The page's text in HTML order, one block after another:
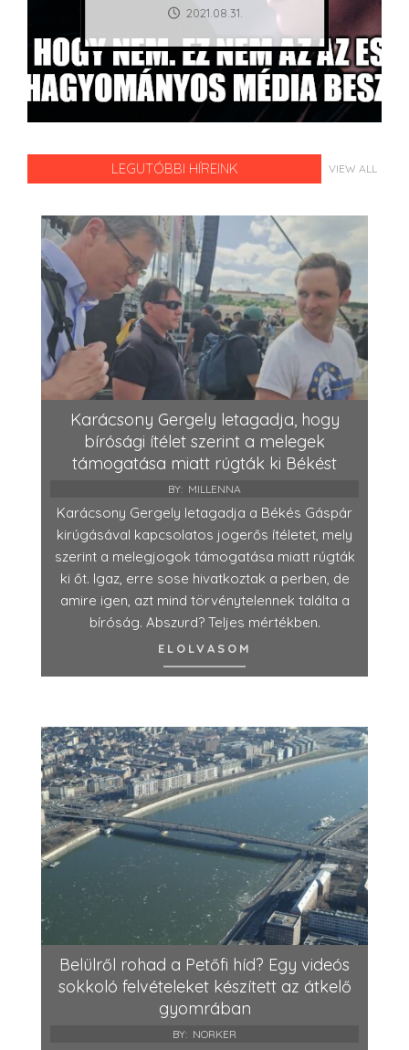
2021.08.31.
LEGUTÓBBI HÍREINK VIEW ALL
Karácsony Gergely letagadja, hogy
bírósági ítélet szerint a melegek
támogatása miatt rúgták ki Békést
BY: MILLENNA
Karácsony Gergely letagadja a Békés Gáspár
kirúgásával kapcsolatos jogerős ítéletet, mely
szerint a melegjogok támogatása miatt rúgták
ki őt. Igaz, erre sose hivatkoztak a perben, de
amire igen, azt mind törvénytelennek találta a
bíróság. Abszurd? Teljes mértékben.
ELOLVASOM
Belülről rohad a Petőfi híd? Egy videós
sokkoló felvételeket készített az átkelő
gyomrában
BY: NORKER